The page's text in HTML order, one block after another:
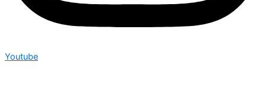
Youtube